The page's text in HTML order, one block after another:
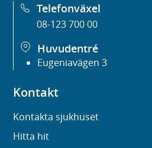
Telefonväxel
08-123 700 00
Huvudentré
Eugeniavägen 3
Kontakt
Kontakta sjukhuset
Hitta hit